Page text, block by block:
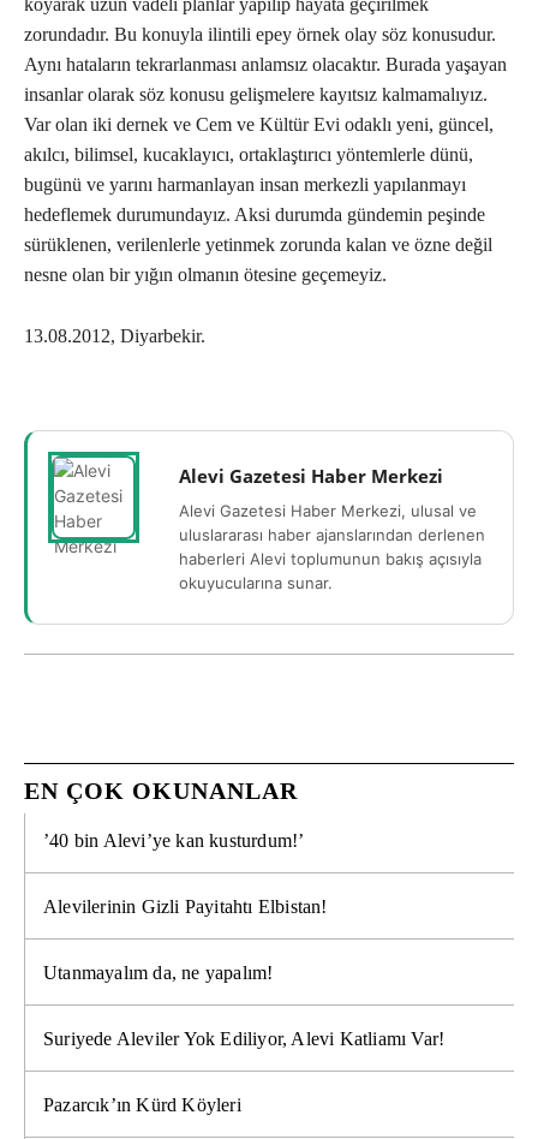
koyarak uzun vadeli planlar yapılıp hayata geçirilmek
zorundadır. Bu konuyla ilintili epey örnek olay söz konusudur.
Aynı hataların tekrarlanması anlamsız olacaktır. Burada yaşayan
insanlar olarak söz konusu gelişmelere kayıtsız kalmamalıyız.
Var olan iki dernek ve Cem ve Kültür Evi odaklı yeni, güncel,
akılcı, bilimsel, kucaklayıcı, ortaklaştırıcı yöntemlerle dünü,
bugünü ve yarını harmanlayan insan merkezli yapılanmayı
hedeflemek durumundayız. Aksi durumda gündemin peşinde
sürüklenen, verilenlerle yetinmek zorunda kalan ve özne değil
nesne olan bir yığın olmanın ötesine geçemeyiz.
13.08.2012, Diyarbekir.
Alevi Gazetesi Haber Merkezi
Alevi Gazetesi Haber Merkezi, ulusal ve
uluslararası haber ajanslarından derlenen
haberleri Alevi toplumunun bakış açısıyla
okuyucularına sunar.
EN ÇOK OKUNANLAR
’40 bin Alevi’ye kan kusturdum!’
Alevilerinin Gizli Payitahtı Elbistan!
Utanmayalım da, ne yapalım!
Suriyede Aleviler Yok Ediliyor, Alevi Katliamı Var!
Pazarcık’ın Kürd Köyleri